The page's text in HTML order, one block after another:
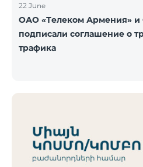
22 June
ОАО «Телеком Армения» и
подписали соглашение о
трафика